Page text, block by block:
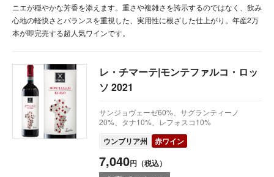
ニエが穏やかな芳香を添えます。重さや複雑さを誇示するのではなく、飲み
心地の軽快さとバランスを重視した、実用性に根ざした仕上がり。年産2万
本が即完売する超人気ワインです。
レ・チマーテ|モンテファルコ・ロッ
ソ 2021
サンジョヴェーゼ60%、サグランティーノ
20%、タナ10%、レフォスコ10%
ウンブリア州 赤ワイン
7,040円（税込）